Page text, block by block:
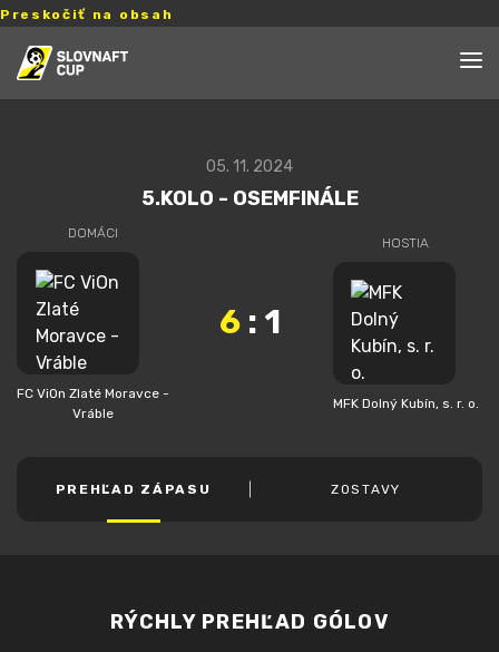
Preskočiť na obsah
05. 11. 2024
5.KOLO - OSEMFINÁLE
DOMÁCI
FC ViOn Zlaté Moravce -
Vráble
6: 1
HOSTIA
MFK Dolný Kubín, s. r. o.
PREHĽAD ZÁPASU ZOSTAVY
RÝCHLY PREHĽAD GÓLOV